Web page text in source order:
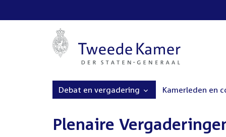
Debat en vergadering Kamerleden en
Plenaire